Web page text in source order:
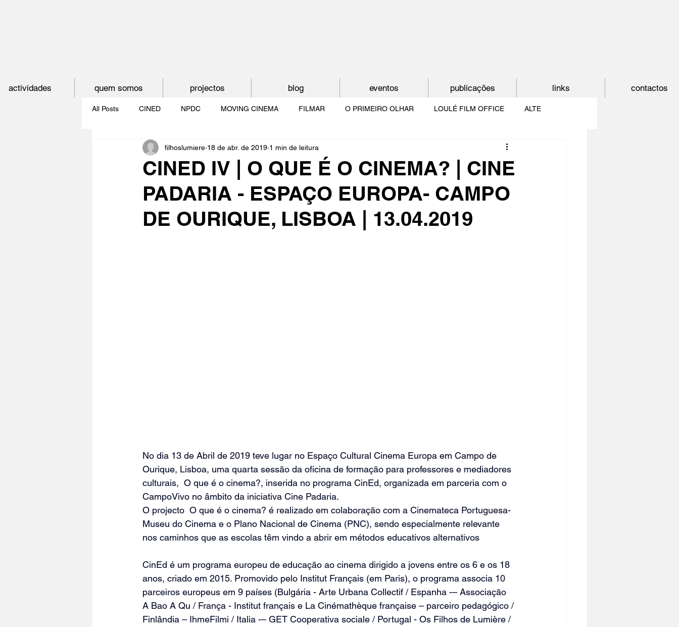
All Posts CINED NPDC MOVING CINEMA FILMAR O PRIMEIRO OLHAR LOULÉ FILM OFFICE ALTE
O CINEMA, CEM ANOS DE JUVENTUDE O MUNDO À NOSSA VOLTA SHORTCUT
CINECLUBE DAS GAIVOTAS O CINEMA POR DENTRO CRESCER COM O CINEMA NO PAÍS DO CINEMA
CINED IV | O QUE É O CINEMA? | CINE
PADARIA - ESPAÇO EUROPA- CAMPO
DE OURIQUE, LISBOA | 13.04.2019
filhoslumiere 18 de abr. de 2019 1 min de leitura
No dia 13 de Abril de 2019 teve lugar no Espaço Cultural Cinema Europa em Campo de
Ourique, Lisboa, uma quarta sessão da oficina de formação para professores e mediadores
culturais,  O que é o cinema?, inserida no programa CinEd, organizada em parceria com o
CampoVivo no âmbito da iniciativa Cine Padaria.
O projecto  O que é o cinema? é realizado em colaboração com a Cinemateca Portuguesa-
Museu do Cinema e o Plano Nacional de Cinema (PNC), sendo especialmente relevante
nos caminhos que as escolas têm vindo a abrir em métodos educativos alternativos
CinEd é um programa europeu de educação ao cinema dirigido a jovens entre os 6 e os 18
anos, criado em 2015. Promovido pelo Institut Français (em Paris), o programa associa 10
parceiros europeus em 9 países (Bulgária - Arte Urbana Collectif / Espanha -– Associação
A Bao A Qu / França - Institut français e La Cinémathèque française – parceiro pedagógico /
Finlândia – IhmeFilmi / Italia -– GET Cooperativa sociale / Portugal - Os Filhos de Lumière /
actividades quem somos projectos blog eventos publicações links contactos